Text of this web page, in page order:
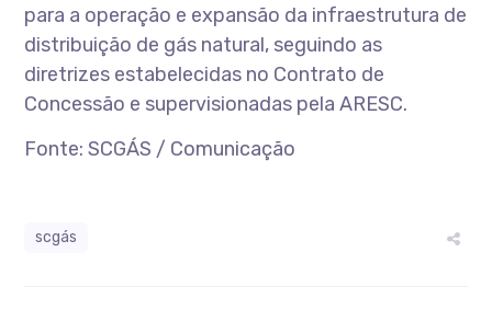
para a operação e expansão da infraestrutura de
distribuição de gás natural, seguindo as
diretrizes estabelecidas no Contrato de
Concessão e supervisionadas pela ARESC.
Fonte: SCGÁS / Comunicação
scgás